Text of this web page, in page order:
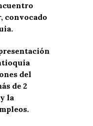
convocado
del
de 2
la